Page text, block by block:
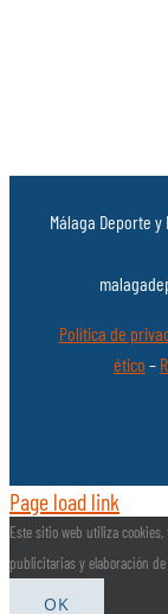
Málaga Deporte y
Política de
ético –
Page load link
Este sitio web utiliza
publicitarias y elaboración
OK